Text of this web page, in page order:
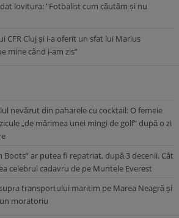
lovitura: "Fotbalist cum căutăm și nu
CFR Cluj și i-a oferit un sfat lui Marius
mine când i-am zis”
nevăzut din paharele cu cocktail: O femeie
„de mărimea unei mingi de golf” după o zi
Boots” ar putea fi repatriat, după 3 decenii. Cât
celebrul cadavru de pe Muntele Everest
transportului maritim pe Marea Neagră și
moratoriu